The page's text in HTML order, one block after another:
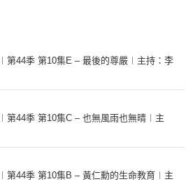
第44季 第10集E – 最後的尊嚴︱主持：李
第44季 第10集C – 也無風雨也無晴︱主
第44季 第10集B – 黃仁勳的生命教育︱主